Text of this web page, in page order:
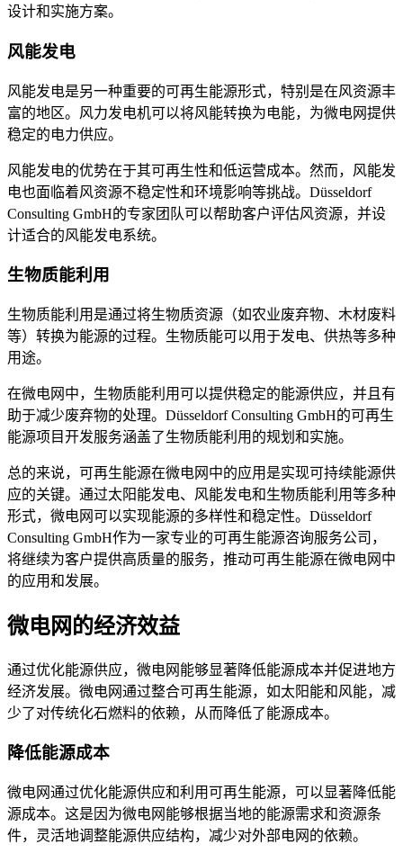
设计和实施方案。
风能发电
风能发电是另一种重要的可再生能源形式，特别是在风资源丰
富的地区。风力发电机可以将风能转换为电能，为微电网提供
稳定的电力供应。
风能发电的优势在于其可再生性和低运营成本。然而，风能发
电也面临着风资源不稳定性和环境影响等挑战。Düsseldorf
Consulting GmbH的专家团队可以帮助客户评估风资源，并设
计适合的风能发电系统。
生物质能利用
生物质能利用是通过将生物质资源（如农业废弃物、木材废料
等）转换为能源的过程。生物质能可以用于发电、供热等多种
用途。
在微电网中，生物质能利用可以提供稳定的能源供应，并且有
助于减少废弃物的处理。Düsseldorf Consulting GmbH的可再生
能源项目开发服务涵盖了生物质能利用的规划和实施。
总的来说，可再生能源在微电网中的应用是实现可持续能源供
应的关键。通过太阳能发电、风能发电和生物质能利用等多种
形式，微电网可以实现能源的多样性和稳定性。Düsseldorf
Consulting GmbH作为一家专业的可再生能源咨询服务公司，
将继续为客户提供高质量的服务，推动可再生能源在微电网中
的应用和发展。
微电网的经济效益
通过优化能源供应，微电网能够显著降低能源成本并促进地方
经济发展。微电网通过整合可再生能源，如太阳能和风能，减
少了对传统化石燃料的依赖，从而降低了能源成本。
降低能源成本
微电网通过优化能源供应和利用可再生能源，可以显著降低能
源成本。这是因为微电网能够根据当地的能源需求和资源条
件，灵活地调整能源供应结构，减少对外部电网的依赖。